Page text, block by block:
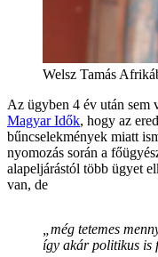
Welsz Tamás
Az ügyben 4 év után sem
Magyar Idők, hogy az
bűncselekmények miatt
nyomozás során a
alapeljárástól több ügyet
van, de
„még tetemes
így akár politikus is